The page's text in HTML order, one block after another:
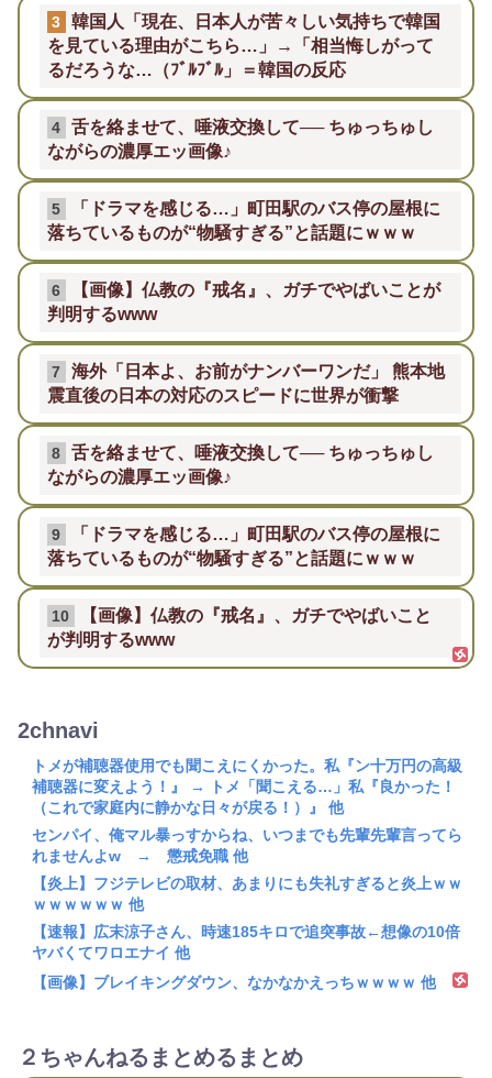
3
韓国人「現在、日本人が苦々しい気持ちで韓国
を見ている理由がこちら…」→「相当悔しがって
るだろうな…（ﾌﾞﾙﾌﾞﾙ」＝韓国の反応
4
舌を絡ませて、唾液交換して── ちゅっちゅし
ながらの濃厚エッ画像♪
5
「ドラマを感じる…」町田駅のバス停の屋根に
落ちているものが“物騒すぎる”と話題にｗｗｗ
6
【画像】仏教の『戒名』、ガチでやばいことが
判明するwww
7
海外「日本よ、お前がナンバーワンだ」 熊本地
震直後の日本の対応のスピードに世界が衝撃
8
舌を絡ませて、唾液交換して── ちゅっちゅし
ながらの濃厚エッ画像♪
9
「ドラマを感じる…」町田駅のバス停の屋根に
落ちているものが“物騒すぎる”と話題にｗｗｗ
10
【画像】仏教の『戒名』、ガチでやばいこと
が判明するwww
2chnavi
トメが補聴器使用でも聞こえにくかった。私『ン十万円の高級
補聴器に変えよう！』 → トメ「聞こえる…」私『良かった！
（これで家庭内に静かな日々が戻る！）』 他
センパイ、俺マル暴っすからね、いつまでも先輩先輩言ってら
れませんよw → 懲戒免職 他
【炎上】フジテレビの取材、あまりにも失礼すぎると炎上ｗｗ
ｗｗｗｗｗｗ 他
【速報】広末涼子さん、時速185キロで追突事故←想像の10倍
ヤバくてワロエナイ 他
【画像】ブレイキングダウン、なかなかえっちｗｗｗｗ 他
２ちゃんねるまとめるまとめ